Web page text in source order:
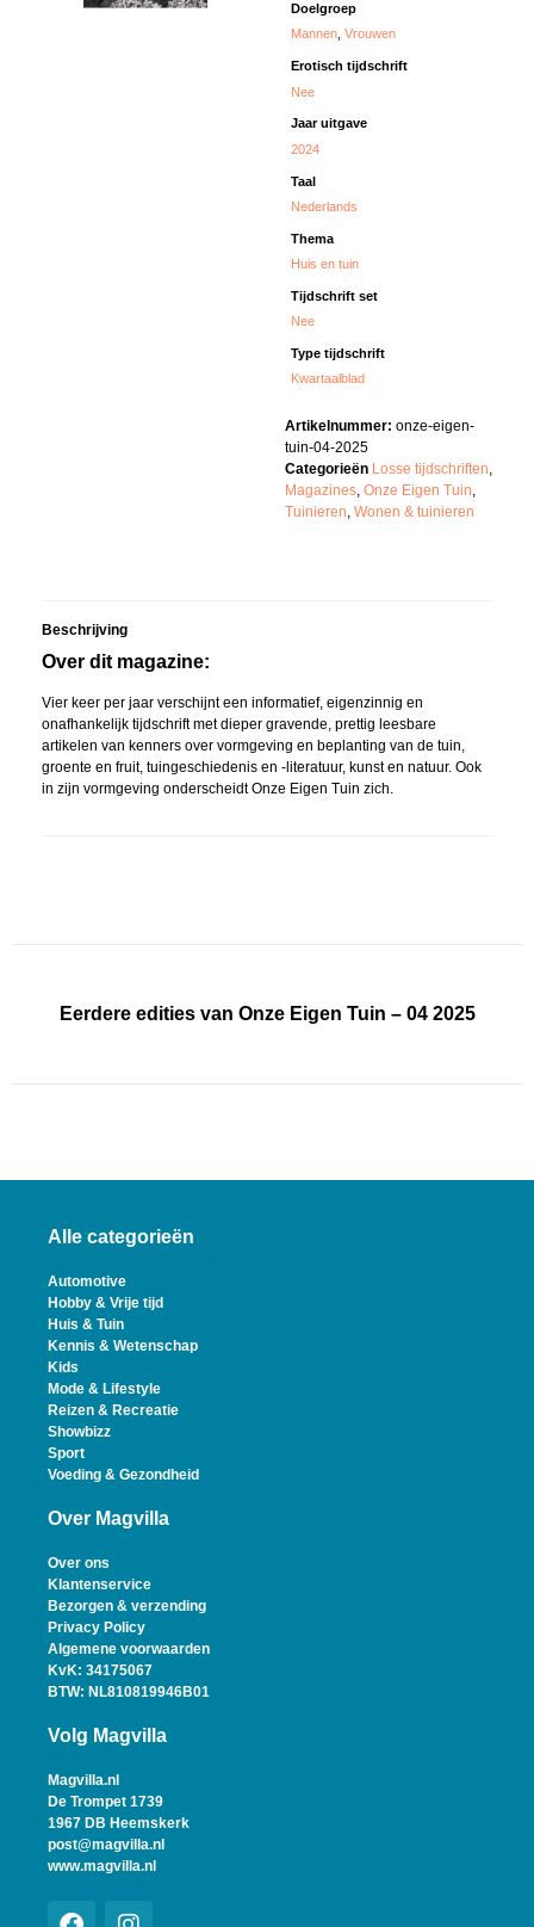
Doelgroep
Mannen,Vrouwen
Erotisch tijdschrift
Nee
Jaar uitgave
2024
Taal
Nederlands
Thema
Huis en tuin
Tijdschrift set
Nee
Type tijdschrift
Kwartaalblad
Artikelnummer: onze-eigen-
tuin-04-2025
Categorieën Losse tijdschriften,
Magazines, Onze Eigen Tuin,
Tuinieren, Wonen & tuinieren
Beschrijving
Over dit magazine:
Vier keer per jaar verschijnt een informatief, eigenzinnig en
onafhankelijk tijdschrift met dieper gravende, prettig leesbare
artikelen van kenners over vormgeving en beplanting van de tuin,
groente en fruit, tuingeschiedenis en -literatuur, kunst en natuur. Ook
in zijn vormgeving onderscheidt Onze Eigen Tuin zich.
Eerdere edities van Onze Eigen Tuin – 04 2025
Alle categorieën
Automotive
Hobby & Vrije tijd
Huis & Tuin
Kennis & Wetenschap
Kids
Mode & Lifestyle
Reizen & Recreatie
Showbizz
Sport
Voeding & Gezondheid
Over Magvilla
Over ons
Klantenservice
Bezorgen & verzending
Privacy Policy
Algemene voorwaarden
KvK: 34175067
BTW: NL810819946B01
Volg Magvilla
Magvilla.nl
De Trompet 1739
1967 DB Heemskerk
post@magvilla.nl
www.magvilla.nl